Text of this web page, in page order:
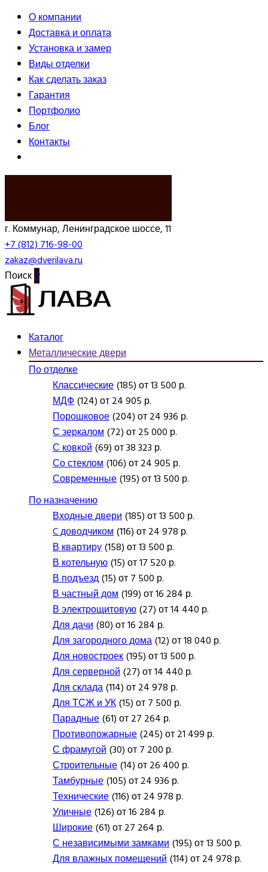
О компании
Доставка и оплата
Установка и замер
Виды отделки
Как сделать заказ
Гарантия
Портфолио
Блог
Контакты
г. Коммунар, Ленинградское шоссе, 11
+7 (812) 716-98-00
zakaz@dverilava.ru
Поиск0
Каталог
Металлические двери
По отделке
Классические(185) от 13 500 р.
МДФ(124) от 24 905 р.
Порошковое(204) от 24 936 р.
С зеркалом(72) от 25 000 р.
С ковкой(69) от 38 323 р.
Со стеклом(106) от 24 905 р.
Современные(195) от 13 500 р.
По назначению
Входные двери(185) от 13 500 р.
C доводчиком(116) от 24 978 р.
В квартиру(158) от 13 500 р.
В котельную(15) от 17 520 р.
В подъезд(15) от 7 500 р.
В частный дом(199) от 16 284 р.
В электрощитовую(27) от 14 440 р.
Для дачи(80) от 16 284 р.
Для загородного дома(12) от 18 040 р.
Для новостроек(195) от 13 500 р.
Для серверной(27) от 14 440 р.
Для склада(114) от 24 978 р.
Для ТСЖ и УК(15) от 7 500 р.
Парадные(61) от 27 264 р.
Противопожарные(245) от 21 499 р.
С фрамугой(30) от 7 200 р.
Строительные(14) от 26 400 р.
Тамбурные(105) от 24 936 р.
Технические(116) от 24 978 р.
Уличные(126) от 16 284 р.
Широкие(61) от 27 264 р.
С независимыми замками(195) от 13 500 р.
Для влажных помещений(114) от 24 978 р.